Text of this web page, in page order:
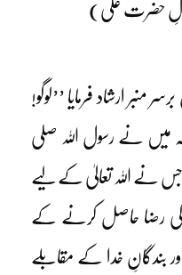
حضرت علیؓ)
ارشاد فرمایا ’’لوگو!
میں نے رسول اللہ صلی
جس نے اللہ تعالیٰ کے لیے
اس کی رضا حاصل کرنے کے
اور بندگانِ خدا کے مقابلے